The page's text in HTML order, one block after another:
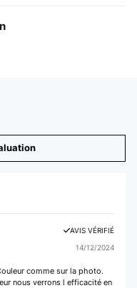
AVIS VÉRIFIÉ
14/12/2024
comme sur la photo.
nous verrons l efficacité en